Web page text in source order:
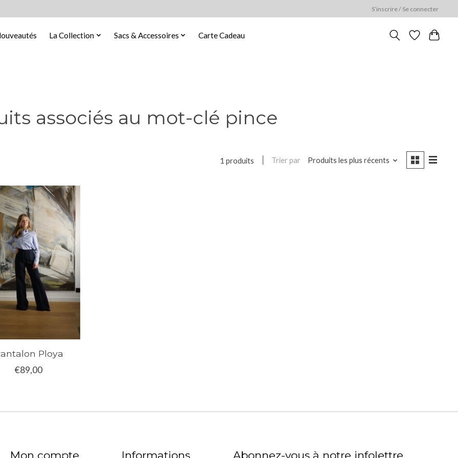
S’inscrire / Se connecter
La Collection Sacs & Accessoires Carte Cadeau
associés au mot-clé pince
1 produits Trier par Produits les plus récents
Ploya
€89,00
Mon compte Informations Abonnez-vous à notre infolettre